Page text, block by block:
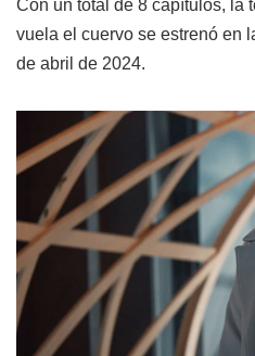
Con un total de 8 capítulos, la
vuela el cuervo se estrenó en
de abril de 2024.